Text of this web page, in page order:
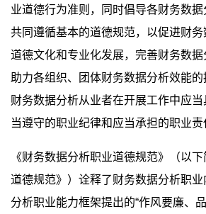
业道德行为准则，同时倡导各财务数
共同遵循基本的道德规范，以促进财
道德文化和专业化发展，完善财务数据
助力各组织、团体财务数据分析效能
财务数据分析从业者在开展工作中应
当遵守的职业纪律和应当承担的职业责
《财务数据分析职业道德规范》（以
道德规范》）诠释了财务数据分析职
分析职业能力框架提出的“作风要廉、